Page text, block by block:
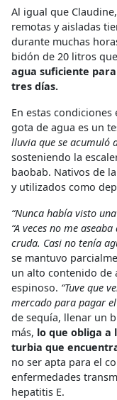
Al igual que
remotas y aisladas
durante muchas
bidón de 20 litros
agua suficiente
tres días.
En estas
gota de agua es un
lluvia que se acumuló
sosteniendo la
baobab. Nativos de
y utilizados como
“Nunca había visto
“A veces no me
cruda. Casi no tenía
se mantuvo
un alto contenido de
espinoso. “Tuve que
mercado para pagar el
de sequía, llenar un
más, lo que obliga a
turbia que
no ser apta para el
enfermedades
hepatitis E.